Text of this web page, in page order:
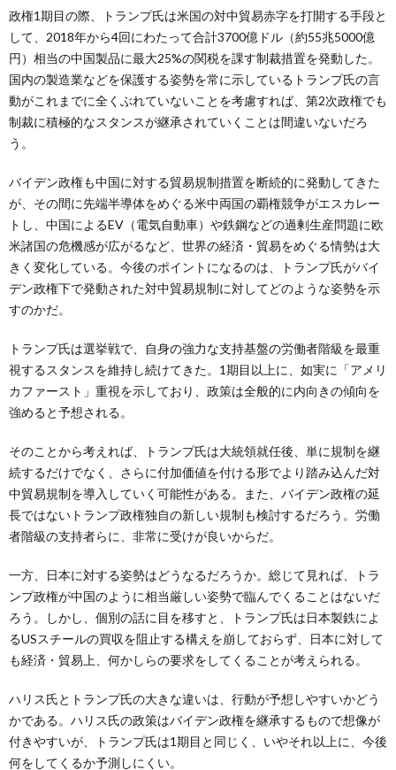
政権1期目の際、トランプ氏は米国の対中貿易赤字を打開する手段と
して、2018年から4回にわたって合計3700億ドル（約55兆5000億
円）相当の中国製品に最大25%の関税を課す制裁措置を発動した。
国内の製造業などを保護する姿勢を常に示しているトランプ氏の言
動がこれまでに全くぶれていないことを考慮すれば、第2次政権でも
制裁に積極的なスタンスが継承されていくことは間違いないだろ
う。
バイデン政権も中国に対する貿易規制措置を断続的に発動してきた
が、その間に先端半導体をめぐる米中両国の覇権競争がエスカレー
トし、中国によるEV（電気自動車）や鉄鋼などの過剰生産問題に欧
米諸国の危機感が広がるなど、世界の経済・貿易をめぐる情勢は大
きく変化している。今後のポイントになるのは、トランプ氏がバイ
デン政権下で発動された対中貿易規制に対してどのような姿勢を示
すのかだ。
トランプ氏は選挙戦で、自身の強力な支持基盤の労働者階級を最重
視するスタンスを維持し続けてきた。1期目以上に、如実に「アメリ
カファースト」重視を示しており、政策は全般的に内向きの傾向を
強めると予想される。
そのことから考えれば、トランプ氏は大統領就任後、単に規制を継
続するだけでなく、さらに付加価値を付ける形でより踏み込んだ対
中貿易規制を導入していく可能性がある。また、バイデン政権の延
長ではないトランプ政権独自の新しい規制も検討するだろう。労働
者階級の支持者らに、非常に受けが良いからだ。
一方、日本に対する姿勢はどうなるだろうか。総じて見れば、トラ
ンプ政権が中国のように相当厳しい姿勢で臨んでくることはないだ
ろう。しかし、個別の話に目を移すと、トランプ氏は日本製鉄によ
るUSスチールの買収を阻止する構えを崩しておらず、日本に対して
も経済・貿易上、何かしらの要求をしてくることが考えられる。
ハリス氏とトランプ氏の大きな違いは、行動が予想しやすいかどう
かである。ハリス氏の政策はバイデン政権を継承するもので想像が
付きやすいが、トランプ氏は1期目と同じく、いやそれ以上に、今後
何をしてくるか予測しにくい。